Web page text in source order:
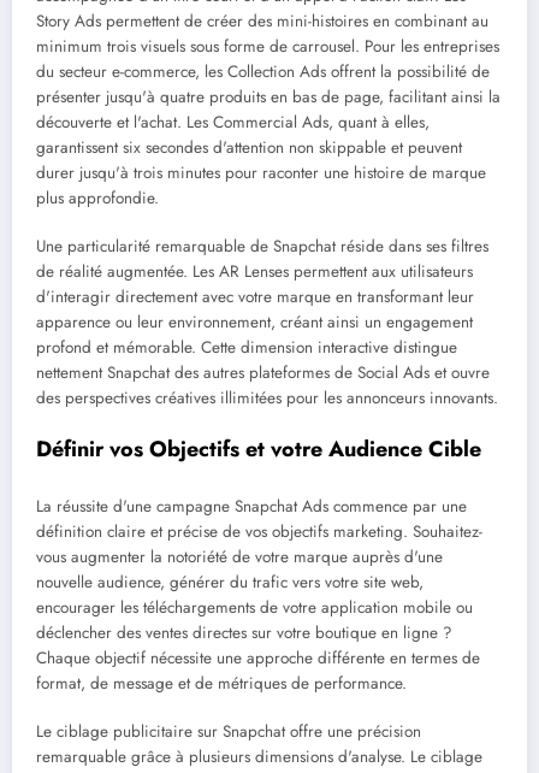
Story Ads permettent de créer des mini-histoires en combinant au
minimum trois visuels sous forme de carrousel. Pour les entreprises
du secteur e-commerce, les Collection Ads offrent la possibilité de
présenter jusqu'à quatre produits en bas de page, facilitant ainsi la
découverte et l'achat. Les Commercial Ads, quant à elles,
garantissent six secondes d'attention non skippable et peuvent
durer jusqu'à trois minutes pour raconter une histoire de marque
plus approfondie.
Une particularité remarquable de Snapchat réside dans ses filtres
de réalité augmentée. Les AR Lenses permettent aux utilisateurs
d'interagir directement avec votre marque en transformant leur
apparence ou leur environnement, créant ainsi un engagement
profond et mémorable. Cette dimension interactive distingue
nettement Snapchat des autres plateformes de Social Ads et ouvre
des perspectives créatives illimitées pour les annonceurs innovants.
Définir vos Objectifs et votre Audience Cible
La réussite d'une campagne Snapchat Ads commence par une
définition claire et précise de vos objectifs marketing. Souhaitez-
vous augmenter la notoriété de votre marque auprès d'une
nouvelle audience, générer du trafic vers votre site web,
encourager les téléchargements de votre application mobile ou
déclencher des ventes directes sur votre boutique en ligne ?
Chaque objectif nécessite une approche différente en termes de
format, de message et de métriques de performance.
Le ciblage publicitaire sur Snapchat offre une précision
remarquable grâce à plusieurs dimensions d'analyse. Le ciblage